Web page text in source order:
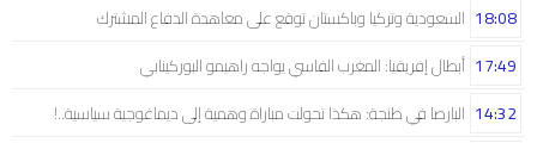
السعودية وتركيا وباكستان توقع على معاهدة الدفاع المشترك 18:08
أبطال إفريقيا: المغرب الفاسي يواجه راهيمو البوركينابي 17:49
البارصا في طنجة: هكذا تحولت مباراة وهمية إلى ديماغوجية سياسية..! 14:32